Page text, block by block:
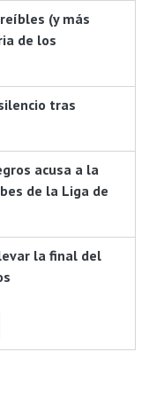
(y más
de los
tras
acusa a la
de la Liga de
la final del